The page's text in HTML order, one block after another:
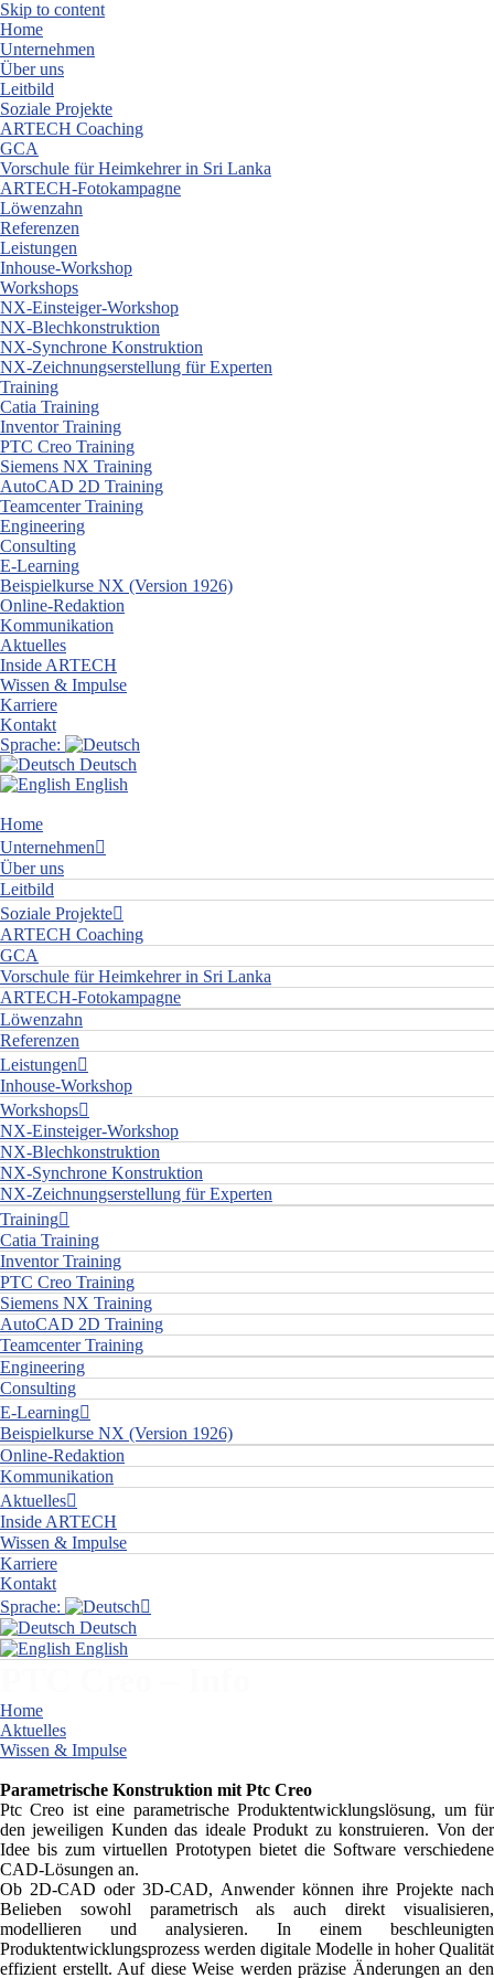
Skip to content
Home
Unternehmen
Über uns
Leitbild
Soziale Projekte
ARTECH Coaching
GCA
Vorschule für Heimkehrer in Sri Lanka
ARTECH-Fotokampagne
Löwenzahn
Referenzen
Leistungen
Inhouse-Workshop
Workshops
NX-Einsteiger-Workshop
NX-Blechkonstruktion
NX-Synchrone Konstruktion
NX-Zeichnungserstellung für Experten
Training
Catia Training
Inventor Training
PTC Creo Training
Siemens NX Training
AutoCAD 2D Training
Teamcenter Training
Engineering
Consulting
E-Learning
Beispielkurse NX (Version 1926)
Online-Redaktion
Kommunikation
Aktuelles
Inside ARTECH
Wissen & Impulse
Karriere
Kontakt
Sprache:
Deutsch
English
Home
Unternehmen
Über uns
Leitbild
Soziale Projekte
ARTECH Coaching
GCA
Vorschule für Heimkehrer in Sri Lanka
ARTECH-Fotokampagne
Löwenzahn
Referenzen
Leistungen
Inhouse-Workshop
Workshops
NX-Einsteiger-Workshop
NX-Blechkonstruktion
NX-Synchrone Konstruktion
NX-Zeichnungserstellung für Experten
Training
Catia Training
Inventor Training
PTC Creo Training
Siemens NX Training
AutoCAD 2D Training
Teamcenter Training
Engineering
Consulting
E-Learning
Beispielkurse NX (Version 1926)
Online-Redaktion
Kommunikation
Aktuelles
Inside ARTECH
Wissen & Impulse
Karriere
Kontakt
Sprache:
Deutsch
English
Home
Aktuelles
Wissen & Impulse
Parametrische Konstruktion mit Ptc Creo
Ptc Creo ist eine parametrische Produktentwicklungslösung, um für
den jeweiligen Kunden das ideale Produkt zu konstruieren. Von der
Idee bis zum virtuellen Prototypen bietet die Software verschiedene
CAD-Lösungen an.
Ob 2D-CAD oder 3D-CAD, Anwender können ihre Projekte nach
Belieben sowohl parametrisch als auch direkt visualisieren,
modellieren und analysieren. In einem beschleunigten
Produktentwicklungsprozess werden digitale Modelle in hoher Qualität
effizient erstellt. Auf diese Weise werden präzise Änderungen an den